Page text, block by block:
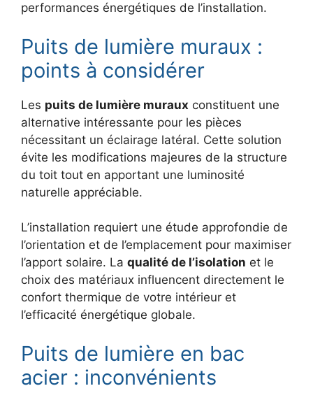
performances énergétiques de l’installation.
Puits de lumière muraux :
points à considérer
Les puits de lumière muraux constituent une
alternative intéressante pour les pièces
nécessitant un éclairage latéral. Cette solution
évite les modifications majeures de la structure
du toit tout en apportant une luminosité
naturelle appréciable.
L’installation requiert une étude approfondie de
l’orientation et de l’emplacement pour maximiser
l’apport solaire. La qualité de l’isolation et le
choix des matériaux influencent directement le
confort thermique de votre intérieur et
l’efficacité énergétique globale.
Puits de lumière en bac
acier : inconvénients